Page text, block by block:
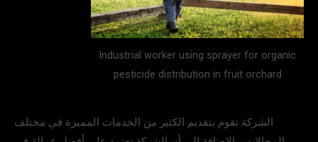
Industrial worker using sprayer for organic
pesticide distribution in fruit orchard
الشركة تقوم بتقديم الكثير من الخدمات المميزة في مختلف